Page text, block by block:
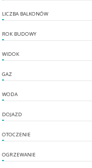
LICZBA BALKONÓW
ROK BUDOWY
WIDOK
GAZ
WODA
DOJAZD
OTOCZENIE
OGRZEWANIE